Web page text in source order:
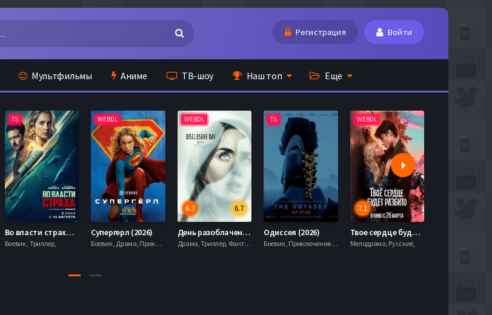
Регистрация Войти
Мультфильмы Аниме ТВ-шоу Наш топ Еще
TS
Во власти страха (2026)
Боевик , Триллер,
WEBDL
Супергерл (2026)
Боевик , Драма, Приключения, Фантастика,
WEBDL
6.7
6.3
День разоблачения (2026)
Драма, Триллер, Фантастика,
TS
Одиссея (2026)
Боевик , Приключения, Фэнтези,
WEBDL
7.1
Твое сердце будет разбито (2026)
Мелодрама, Русские,